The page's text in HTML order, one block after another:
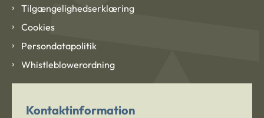
Tilgængelighedserklæring
Cookies
Persondatapolitik
Whistleblowerordning
Kontaktinformation